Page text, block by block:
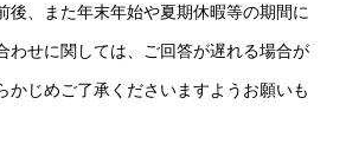
後、また年末年始や夏期休暇等の期間に
わせに関しては、ご回答が遅れる場合が
かじめご了承くださいますようお願いも